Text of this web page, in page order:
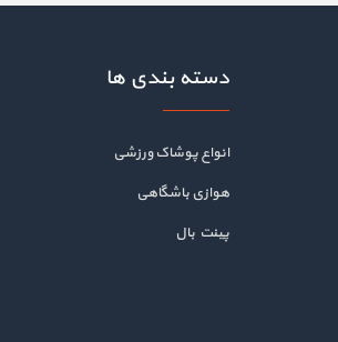
دسته بندی ها
انواع پوشاک ورزشی
هوازی باشگاهی
پینت بال